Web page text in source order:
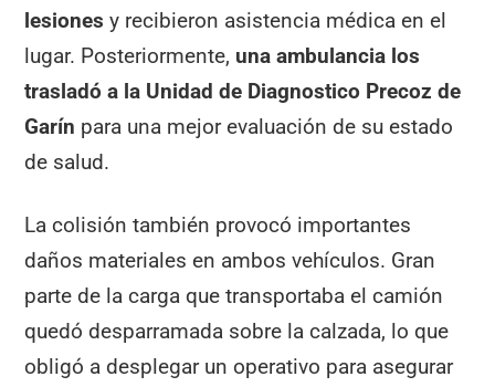
lesiones y recibieron asistencia médica en el
lugar. Posteriormente, una ambulancia los
trasladó a la Unidad de Diagnostico Precoz de
Garín para una mejor evaluación de su estado
de salud.
La colisión también provocó importantes
daños materiales en ambos vehículos. Gran
parte de la carga que transportaba el camión
quedó desparramada sobre la calzada, lo que
obligó a desplegar un operativo para asegurar